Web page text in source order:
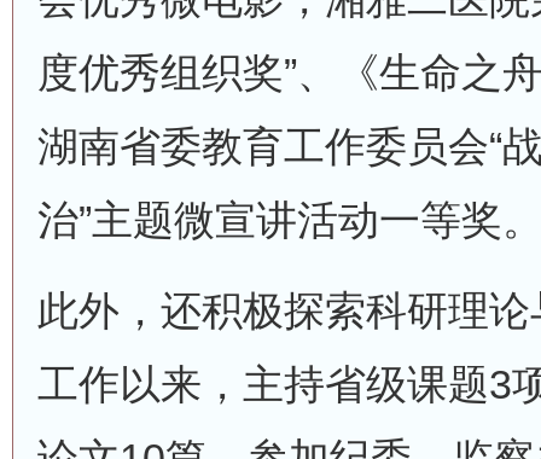
度优秀组织奖”、《生命之
湖南省委教育工作委员会“
治”主题微宣讲活动一等奖
此外，还积极探索科研理
工作以来，主持省级课题3